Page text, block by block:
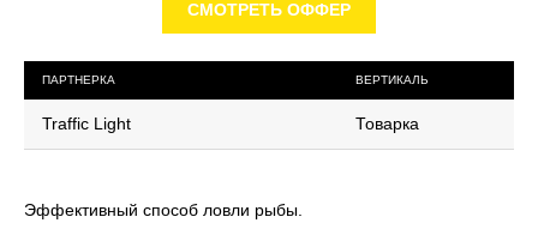
СМОТРЕТЬ ОФФЕР
ПАРТНЕРКА ВЕРТИКАЛЬ
Traffic Light Товарка
Эффективный способ ловли рыбы.